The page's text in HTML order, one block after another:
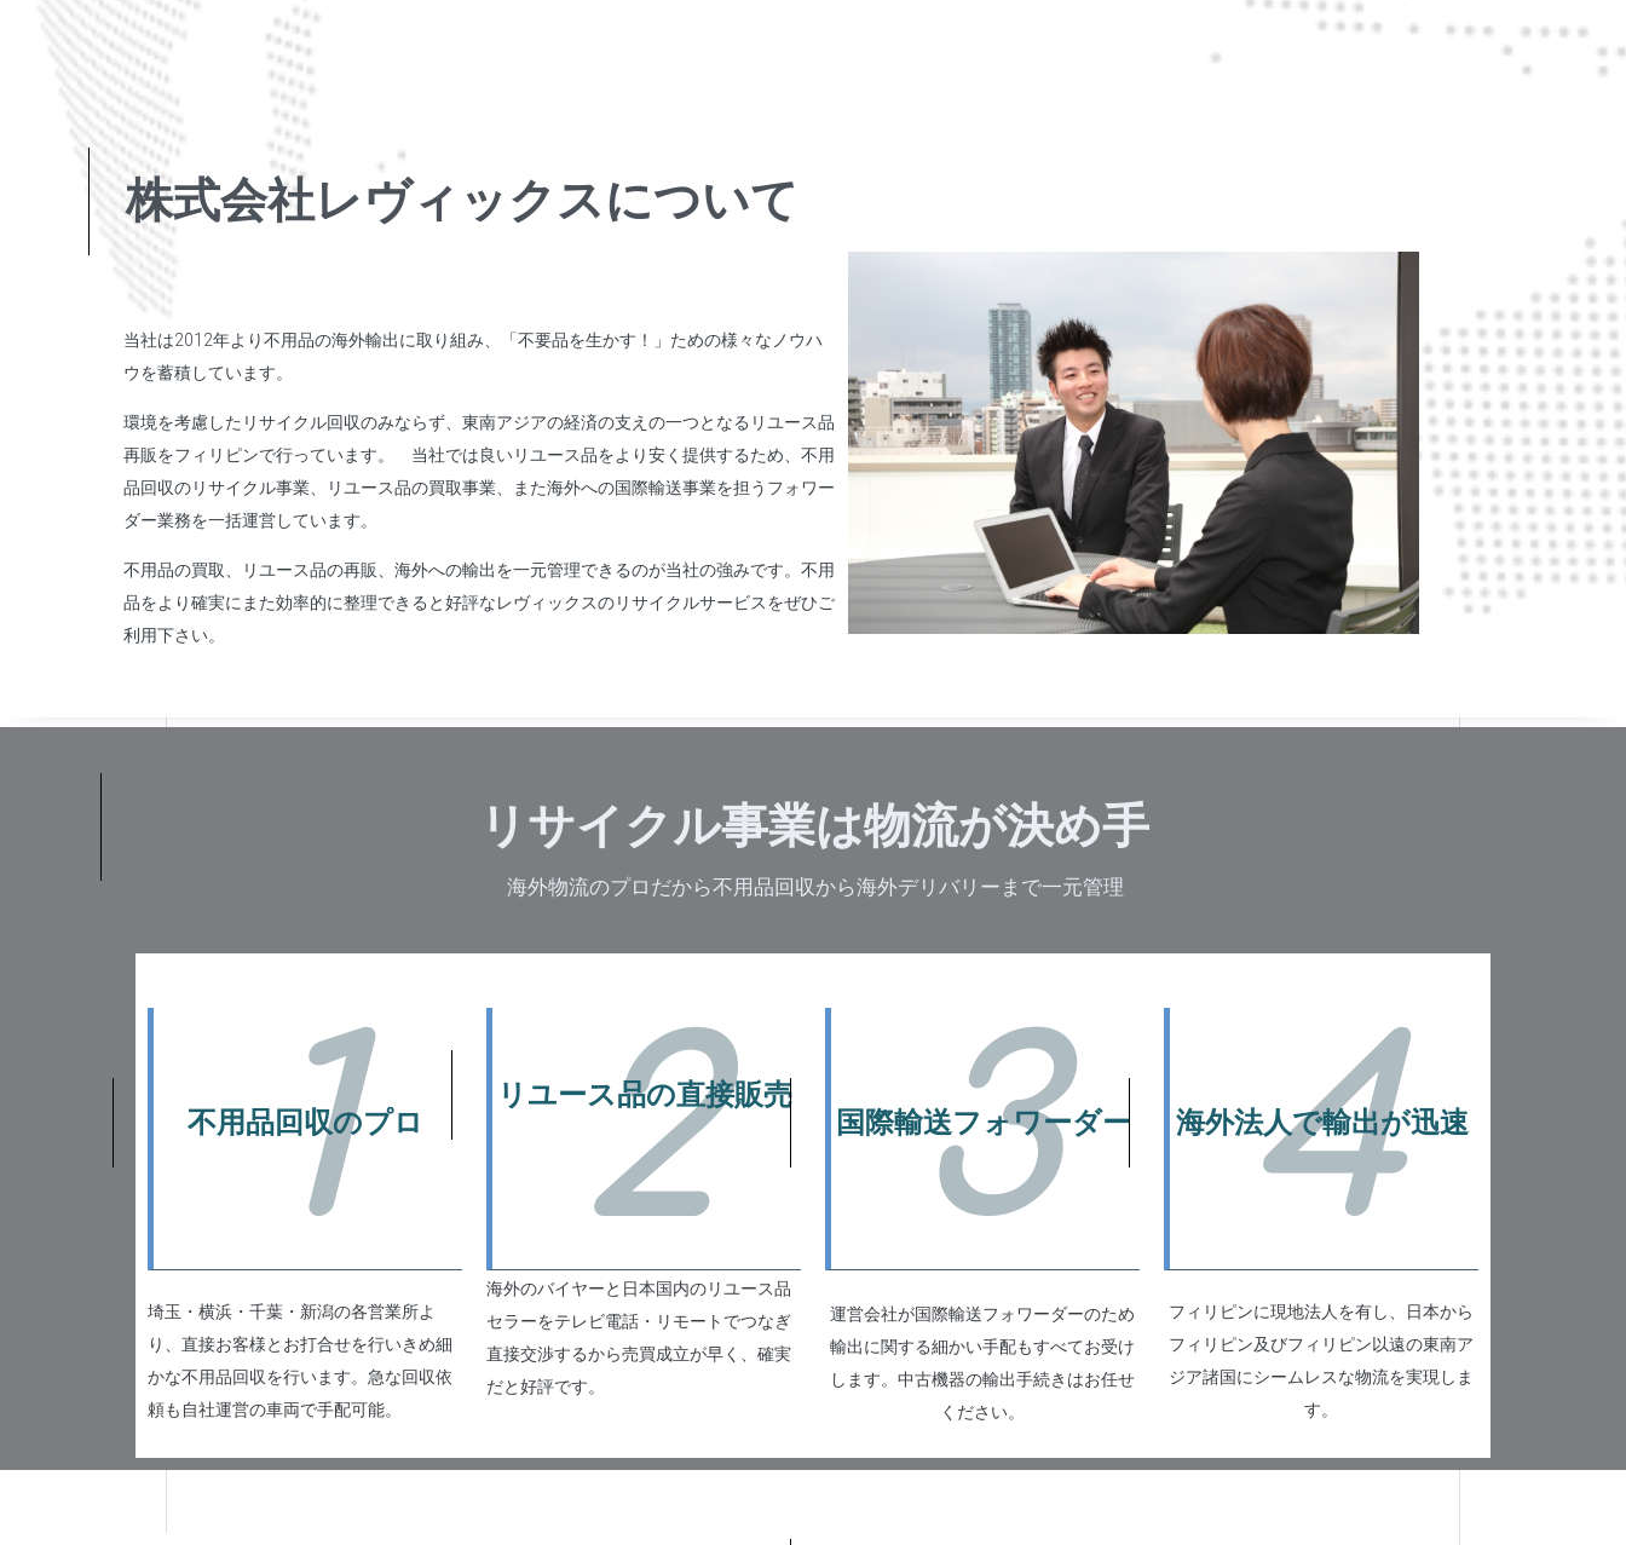
株式会社レヴィックスについて
当社は2012年より不用品の海外輸出に取り組み、「不要品を生かす！」ための様々なノウハ
ウを蓄積しています。
環境を考慮したリサイクル回収のみならず、東南アジアの経済の支えの一つとなるリユース品
再販をフィリピンで行っています。 当社では良いリユース品をより安く提供するため、不用
品回収のリサイクル事業、リユース品の買取事業、また海外への国際輸送事業を担うフォワー
ダー業務を一括運営しています。
不用品の買取、リユース品の再販、海外への輸出を一元管理できるのが当社の強みです。不用
品をより確実にまた効率的に整理できると好評なレヴィックスのリサイクルサービスをぜひご
利用下さい。
リサイクル事業は物流が決め手
海外物流のプロだから不用品回収から海外デリバリーまで一元管理
1
不用品回収のプロ
埼玉・横浜・千葉・新潟の各営業所よ
り、直接お客様とお打合せを行いきめ細
かな不用品回収を行います。急な回収依
頼も自社運営の車両で手配可能。
2
リユース品の直接販売
海外のバイヤーと日本国内のリユース品
セラーをテレビ電話・リモートでつなぎ
直接交渉するから売買成立が早く、確実
だと好評です。
3
国際輸送フォワーダー
運営会社が国際輸送フォワーダーのため
輸出に関する細かい手配もすべてお受け
します。中古機器の輸出手続きはお任せ
ください。
4
海外法人で輸出が迅速
フィリピンに現地法人を有し、日本から
フィリピン及びフィリピン以遠の東南ア
ジア諸国にシームレスな物流を実現しま
す。